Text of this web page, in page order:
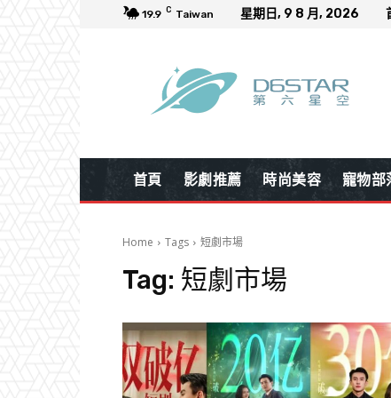
19.9 C Taiwan 星期日, 9 8 月, 2026
首頁 影劇推薦 時尚美容 寵物部
Home Tags 短劇市場
Tag: 短劇市場